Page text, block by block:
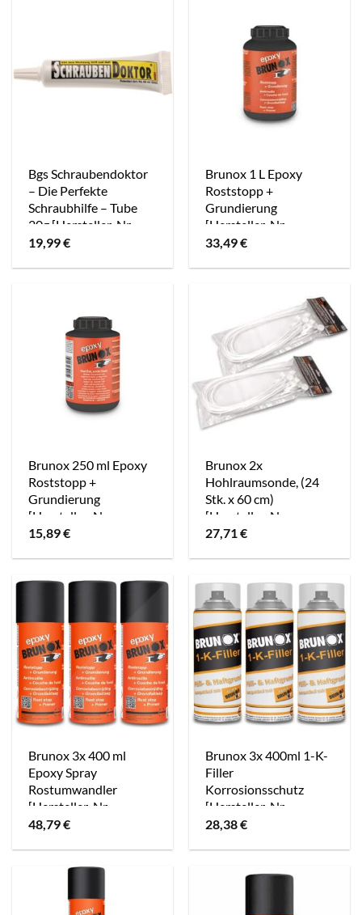
Bgs Schraubendoktor
– Die Perfekte
Schraubhilfe – Tube
20g [Hersteller-Nr.
78950]
19,99€
Brunox 1 L Epoxy
Roststopp +
Grundierung
[Hersteller-Nr.
BR1,00EP]
33,49€
Brunox 250 ml Epoxy
Roststopp +
Grundierung
[Hersteller-Nr.
BR0,25EP]
15,89€
Brunox 2x
Hohlraumsonde, (24
Stk. x 60 cm)
[Hersteller-Nr.
BR60LANCE]
27,71€
Brunox 3x 400 ml
Epoxy Spray
Rostumwandler
[Hersteller-Nr.
BR0,40EP]
48,79€
Brunox 3x 400ml 1-K-
Filler
Korrosionsschutz
[Hersteller-Nr.
BR0,40KFiller]
28,38€